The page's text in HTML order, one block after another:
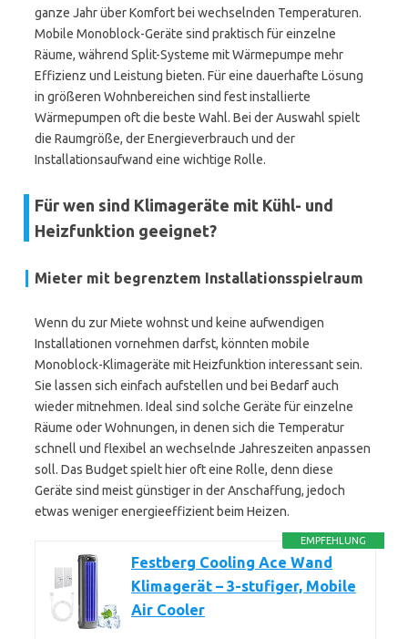
ganze Jahr über Komfort bei wechselnden Temperaturen.
Mobile Monoblock-Geräte sind praktisch für einzelne
Räume, während Split-Systeme mit Wärmepumpe mehr
Effizienz und Leistung bieten. Für eine dauerhafte Lösung
in größeren Wohnbereichen sind fest installierte
Wärmepumpen oft die beste Wahl. Bei der Auswahl spielt
die Raumgröße, der Energieverbrauch und der
Installationsaufwand eine wichtige Rolle.
Für wen sind Klimageräte mit Kühl- und
Heizfunktion geeignet?
Mieter mit begrenztem Installationsspielraum
Wenn du zur Miete wohnst und keine aufwendigen
Installationen vornehmen darfst, könnten mobile
Monoblock-Klimageräte mit Heizfunktion interessant sein.
Sie lassen sich einfach aufstellen und bei Bedarf auch
wieder mitnehmen. Ideal sind solche Geräte für einzelne
Räume oder Wohnungen, in denen sich die Temperatur
schnell und flexibel an wechselnde Jahreszeiten anpassen
soll. Das Budget spielt hier oft eine Rolle, denn diese
Geräte sind meist günstiger in der Anschaffung, jedoch
etwas weniger energieeffizient beim Heizen.
EMPFEHLUNG
Festberg Cooling Ace Wand
Klimagerät – 3-stufiger, Mobile
Air Cooler